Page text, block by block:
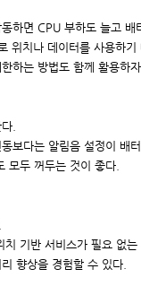
하면 CPU 부하도 늘고 배
위치나 데이터를 사용하
하는 방법도 함께 활용하자.
.
보다는 알림음 설정이 배
모두 꺼두는 것이 좋다.
기반 서비스가 필요 없
향상을 경험할 수 있다.